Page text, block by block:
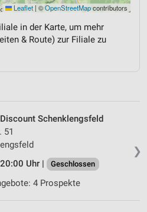
Leaflet | ©OpenStreetMapcontributors
in der Karte, um mehr
& Route) zur Filiale zu
❯
Schenklengsfeld
51
Uhr |
Geschlossen
4 Prospekte